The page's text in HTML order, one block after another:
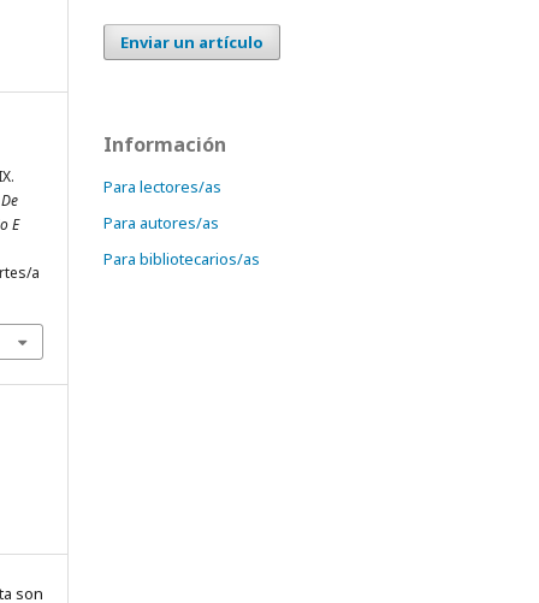
E
a
son
Enviar un artículo
Información
Para lectores/as
Para autores/as
Para bibliotecarios/as